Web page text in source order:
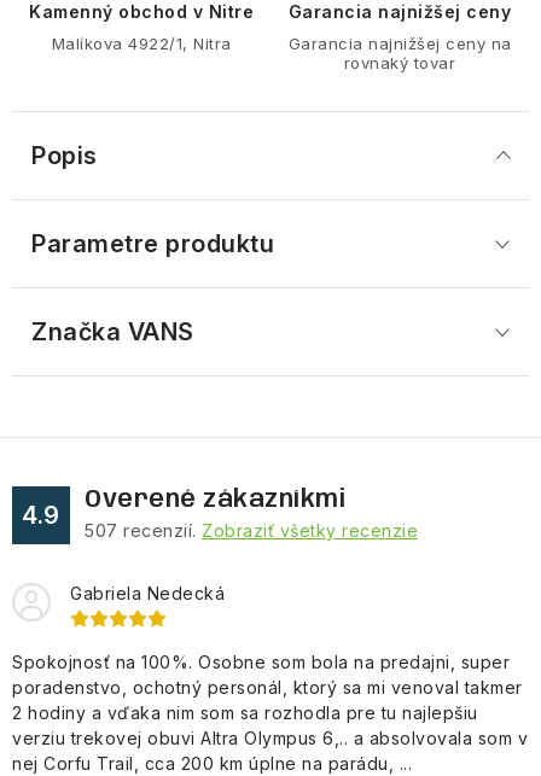
Kamenný obchod v Nitre
Malíkova 4922/1, Nitra
Garancia najnižšej ceny
Garancia najnižšej ceny na
rovnaký tovar
Popis
Parametre produktu
Značka VANS
4.9
Overené zákazníkmi
507 recenzií. Zobraziť všetky recenzie
Gabriela Nedecká
Spokojnosť na 100%. Osobne som bola na predajni, super
poradenstvo, ochotný personál, ktorý sa mi venoval takmer
2 hodiny a vďaka nim som sa rozhodla pre tu najlepšiu
verziu trekovej obuvi Altra Olympus 6,.. a absolvovala som v
nej Corfu Trail, cca 200 km úplne na parádu, ...